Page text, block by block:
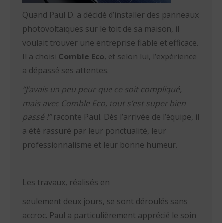
Quand Paul D. a décidé d’installer des panneaux
photovoltaïques sur le toit de sa maison, il
voulait trouver une entreprise fiable et efficace.
Il a choisi Comble Eco, et selon lui, l’expérience
a dépassé ses attentes.
“J’avais un peu peur que ce soit compliqué,
mais avec Comble Eco, tout s’est super bien
passé !”raconte Paul. Dès l’arrivée de l’équipe, il
a été rassuré par leur ponctualité, leur
professionnalisme et leur bonne humeur.
Les travaux, réalisés en
seulement deux jours, se sont déroulés sans
accroc. Paul a particulièrement apprécié le soin